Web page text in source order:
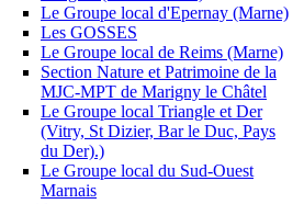
Le Groupe local d'Epernay (Marne)
Les GOSSES
Le Groupe local de Reims (Marne)
Section Nature et Patrimoine de la
MJC-MPT de Marigny le Châtel
Le Groupe local Triangle et Der
(Vitry, St Dizier, Bar le Duc, Pays
du Der).)
Le Groupe local du Sud-Ouest
Marnais